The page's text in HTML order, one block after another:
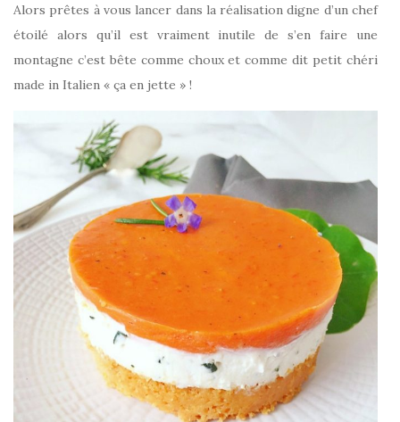
Alors prêtes à vous lancer dans la réalisation digne d’un chef
étoilé alors qu’il est vraiment inutile de s’en faire une
montagne c’est bête comme choux et comme dit petit chéri
made in Italien « ça en jette » !